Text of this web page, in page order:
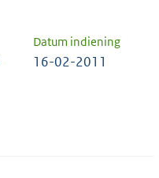
Datum indiening
16-02-2011